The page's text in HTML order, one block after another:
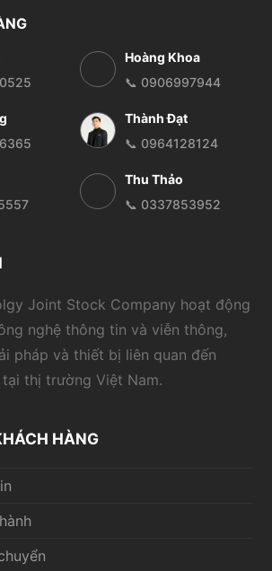
Hoàng Khoa
📞 0906997944
Thành Đạt
📞 0964128124
Thu Thảo
📞 0337853952
Joint Stock Company hoạt động
nghệ thông tin và viễn thông,
pháp và thiết bị liên quan đến
tại thị trường Việt Nam.
HÀNG